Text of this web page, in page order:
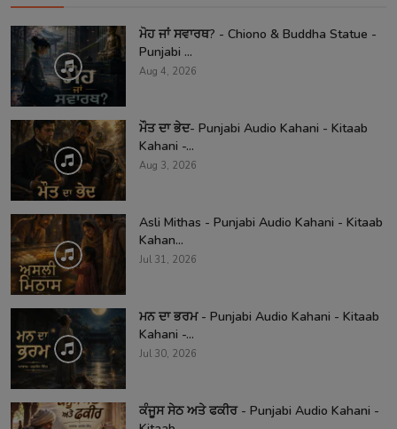
ਮੋਹ ਜਾਂ ਸਵਾਰਥ? - Chiono & Buddha Statue -
Punjabi ...
Aug 4, 2026
ਮੌਤ ਦਾ ਭੇਦ- Punjabi Audio Kahani - Kitaab
Kahani -...
Aug 3, 2026
Asli Mithas - Punjabi Audio Kahani - Kitaab
Kahan...
Jul 31, 2026
ਮਨ ਦਾ ਭਰਮ - Punjabi Audio Kahani - Kitaab
Kahani -...
Jul 30, 2026
ਕੰਜੂਸ ਸੇਠ ਅਤੇ ਫਕੀਰ - Punjabi Audio Kahani -